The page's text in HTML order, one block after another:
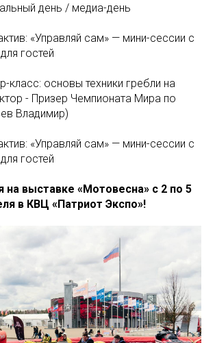
день / медиа-день
«Управляй сам» — мини-сессии с
гостей
класс: основы техники гребли на
- Призер Чемпионата Мира по
Владимир)
«Управляй сам» — мини-сессии с
гостей
на выставке «Мотовесна» с 2 по 5
в КВЦ «Патриот Экспо»!